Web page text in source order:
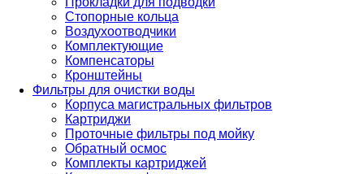
Стопорные кольца
Воздухоотводчики
Комплектующие
Компенсаторы
Кронштейны
Фильтры для очистки воды
Корпуса магистральных фильтров
Картриджи
Проточные фильтры под мойку
Обратный осмос
Комплекты картриджей